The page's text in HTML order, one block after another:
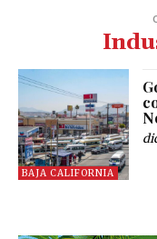
BAJA CALIFORNIA